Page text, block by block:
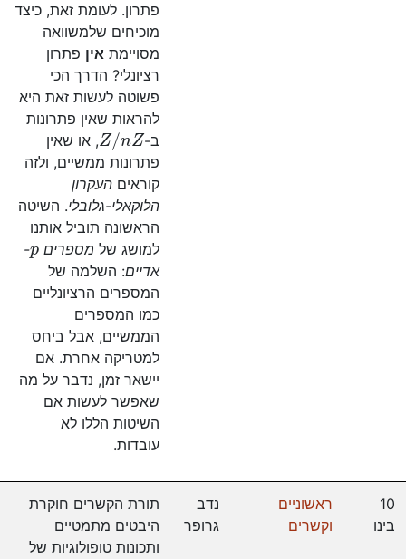
פתרון. לעומת זאת, כיצד
מוכיחים שלמשוואה
מסויימת אין פתרון
רציונלי? הדרך הכי
פשוטה לעשות זאת היא
להראות שאין פתרונות
ב-
Z/nZ
, או שאין
פתרונות ממשיים, ולזה
קוראים העקרון
הלוקאלי-גלובלי. השיטה
הראשונה תוביל אותנו
למושג של מספריםp
-
אדיים: השלמה של
המספרים הרציונליים
כמו המספרים
הממשיים, אבל ביחס
למטריקה אחרת. אם
יישאר זמן, נדבר על מה
שאפשר לעשות אם
השיטות הללו לא
עובדות.
10
בינו
ראשוניים
וקשרים
נדב
גרופר
תורת הקשרים חוקרת
היבטים מתמטיים
ותכונות טופולוגיות של